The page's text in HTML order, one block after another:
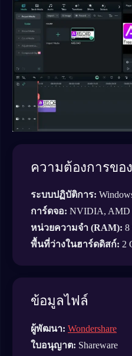
ความต้องการขอ
ระบบปฏิบัติการ:
การ์ดจอ: NVIDIA, AMD
หน่วยความจำ (RAM): 8
พื้นที่ว่างในฮาร์ดดิสก์: 2
ข้อมูลไฟล์
ผู้พัฒนา: Wondershare
ใบอนุญาต: Shareware